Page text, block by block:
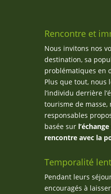
Rencontre et
Nous invitons nos
destination, sa
problématiques en
Plus que tout, nous
l’individu derrière
tourisme de masse,
responsables
basée sur
rencontre avec la
Temporalité
Pendant leurs
encouragés à